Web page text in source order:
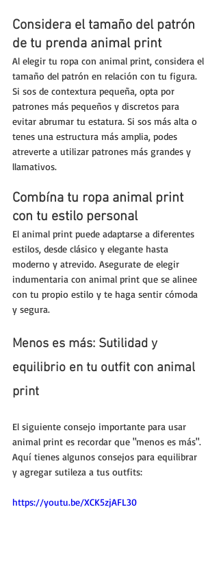
Considera el tamaño del patrón
de tu prenda animal print
Al elegir tu ropa con animal print, considera el
tamaño del patrón en relación con tu figura.
Si sos de contextura pequeña, opta por
patrones más pequeños y discretos para
evitar abrumar tu estatura. Si sos más alta o
tenes una estructura más amplia, podes
atreverte a utilizar patrones más grandes y
llamativos.
Combína tu ropa animal print
con tu estilo personal
El animal print puede adaptarse a diferentes
estilos, desde clásico y elegante hasta
moderno y atrevido. Asegurate de elegir
indumentaria con animal print que se alinee
con tu propio estilo y te haga sentir cómoda
y segura.
Menos es más: Sutilidad y
equilibrio en tu outfit con animal
print
El siguiente consejo importante para usar
animal print es recordar que "menos es más".
Aquí tienes algunos consejos para equilibrar
y agregar sutileza a tus outfits:
https://youtu.be/XCK5zjAFL30